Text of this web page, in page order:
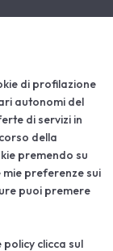
di profilazione
autonomi del
di servizi in
della
premendo su
mie preferenze sui
puoi premere
clicca sul
visitatori